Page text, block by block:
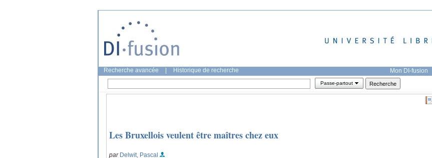
Recherche avancée Historique de recherche Mon DI-fusion
Passe-partout
Les Bruxellois veulent être maîtres chez eux
par Delwit, Pascal